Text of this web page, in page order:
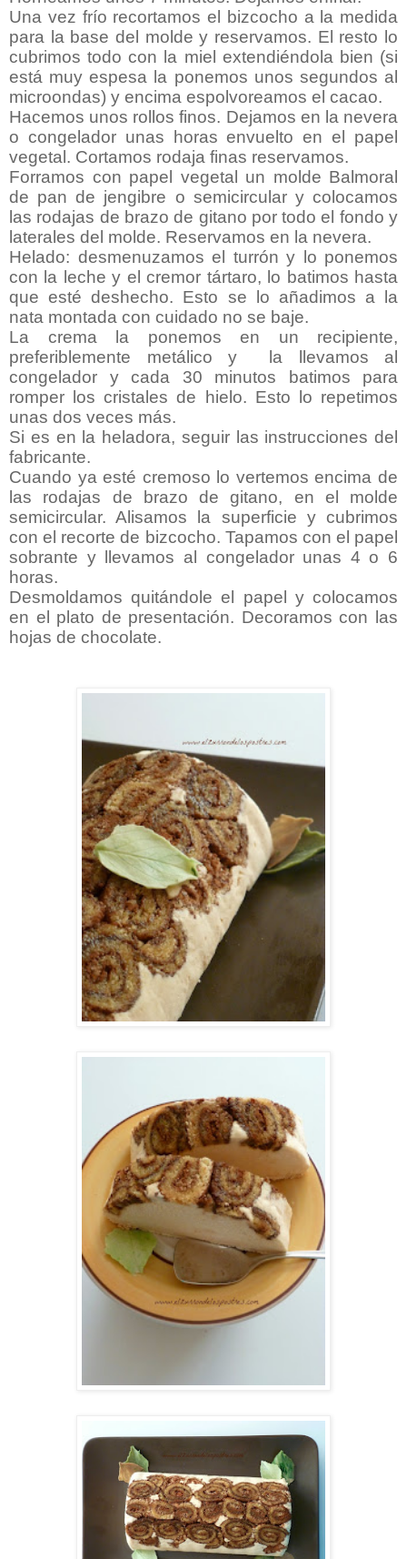
Una vez frío recortamos el bizcocho a la medida
para la base del molde y reservamos. El resto lo
cubrimos todo con la miel extendiéndola bien (si
está muy espesa la ponemos unos segundos al
microondas) y encima espolvoreamos el cacao.
Hacemos unos rollos finos. Dejamos en la nevera
o congelador unas horas envuelto en el papel
vegetal. Cortamos rodaja finas reservamos.
Forramos con papel vegetal un molde Balmoral
de pan de jengibre o semicircular y colocamos
las rodajas de brazo de gitano por todo el fondo y
laterales del molde. Reservamos en la nevera.
Helado: desmenuzamos el turrón y lo ponemos
con la leche y el cremor tártaro, lo batimos hasta
que esté deshecho. Esto se lo añadimos a la
nata montada con cuidado no se baje.
La crema la ponemos en un recipiente,
preferiblemente metálico y la llevamos al
congelador y cada 30 minutos batimos para
romper los cristales de hielo. Esto lo repetimos
unas dos veces más.
Si es en la heladora, seguir las instrucciones del
fabricante.
Cuando ya esté cremoso lo vertemos encima de
las rodajas de brazo de gitano, en el molde
semicircular. Alisamos la superficie y cubrimos
con el recorte de bizcocho. Tapamos con el papel
sobrante y llevamos al congelador unas 4 o 6
horas.
Desmoldamos quitándole el papel y colocamos
en el plato de presentación. Decoramos con las
hojas de chocolate.